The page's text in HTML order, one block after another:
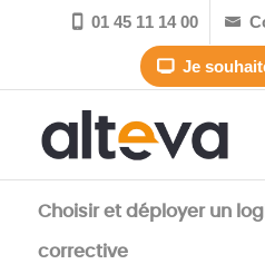
 01 45 11 14 00 
Je
Choisir et déployer un
corrective